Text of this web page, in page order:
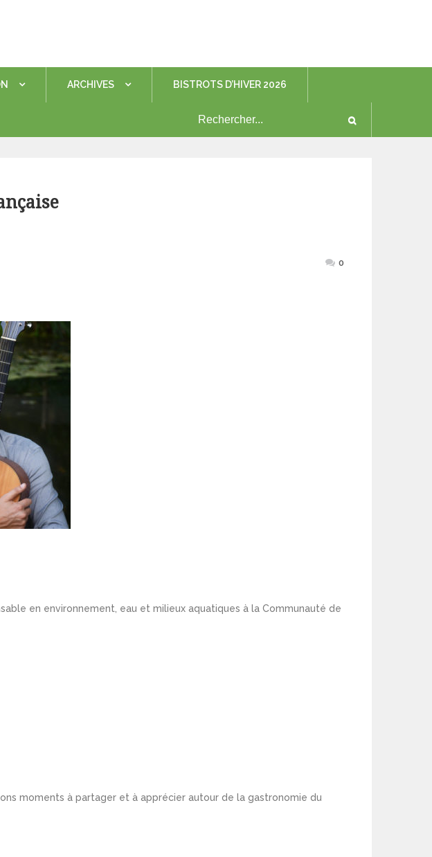
ARCHIVES BISTROTS D’HIVER 2026
0
en environnement, eau et milieux aquatiques à la Communauté de
moments à partager et à apprécier autour de la gastronomie du